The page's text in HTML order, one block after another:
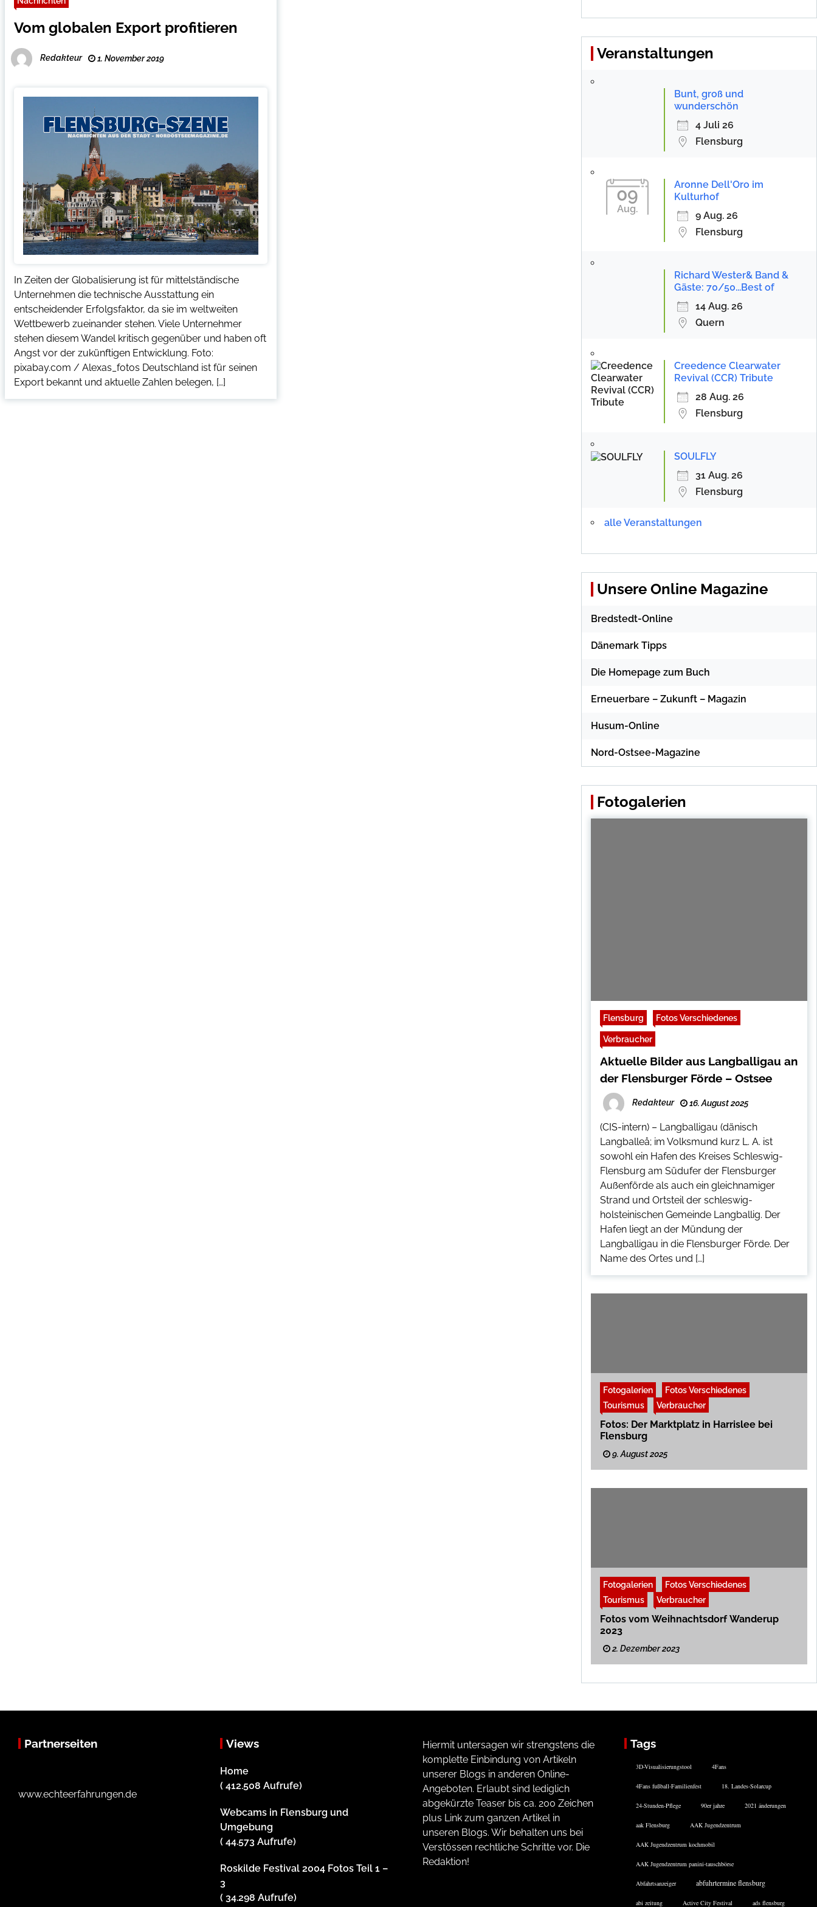
Vom globalen Export profitieren
Redakteur 1. November 2019
In Zeiten der Globalisierung ist für mittelständische
Unternehmen die technische Ausstattung ein
entscheidender Erfolgsfaktor, da sie im weltweiten
Wettbewerb zueinander stehen. Viele Unternehmer
stehen diesem Wandel kritisch gegenüber und haben oft
Angst vor der zukünftigen Entwicklung. Foto:
pixabay.com / Alexas_fotos Deutschland ist für seinen
Export bekannt und aktuelle Zahlen belegen, […]
Veranstaltungen
Bunt, groß und
wunderschön
4 Juli 26
Flensburg
09
Aug.
Aronne Dell'Oro im
Kulturhof
9 Aug. 26
Flensburg
Richard Wester& Band &
Gäste: 70/50...Best of
14 Aug. 26
Quern
Creedence Clearwater
Revival (CCR) Tribute
28 Aug. 26
Flensburg
SOULFLY
31 Aug. 26
Flensburg
alle Veranstaltungen
Unsere Online Magazine
Bredstedt-Online
Dänemark Tipps
Die Homepage zum Buch
Erneuerbare – Zukunft – Magazin
Husum-Online
Nord-Ostsee-Magazine
Fotogalerien
Flensburg Fotos Verschiedenes
Verbraucher
Aktuelle Bilder aus Langballigau an
der Flensburger Förde – Ostsee
Redakteur 16. August 2025
(CIS-intern) – Langballigau (dänisch
Langballeå; im Volksmund kurz L. A. ist
sowohl ein Hafen des Kreises Schleswig-
Flensburg am Südufer der Flensburger
Außenförde als auch ein gleichnamiger
Strand und Ortsteil der schleswig-
holsteinischen Gemeinde Langballig. Der
Hafen liegt an der Mündung der
Langballigau in die Flensburger Förde. Der
Name des Ortes und […]
Fotogalerien
Fotos Verschiedenes
Tourismus
Verbraucher
Fotos: Der Marktplatz in Harrislee bei
Flensburg
9. August 2025
Fotogalerien
Fotos Verschiedenes
Tourismus
Verbraucher
Fotos vom Weihnachtsdorf Wanderup
2023
2. Dezember 2023
Partnerseiten
www.echteerfahrungen.de
Views
Home
( 412.508 Aufrufe)
Webcams in Flensburg und
Umgebung
( 44.573 Aufrufe)
Roskilde Festival 2004 Fotos Teil 1 –
3
( 34.298 Aufrufe)
Hiermit untersagen wir strengstens die
komplette Einbindung von Artikeln
unserer Blogs in anderen Online-
Angeboten. Erlaubt sind lediglich
abgekürzte Teaser bis ca. 200 Zeichen
plus Link zum ganzen Artikel in
unseren Blogs. Wir behalten uns bei
Verstössen rechtliche Schritte vor. Die
Redaktion!
Tags
3D-Visualisierungstool 4Fans
4Fans fußball-Familienfest 18. Landes-Solarcup
24-Stunden-Pflege 90er jahre 2021 änderungen
aak Flensburg AAK Jugendzentrum
AAK Jugendzentrum kochmobil
AAK Jugendzentrum panini-tauschbörse
Abfahrtsanzeiger abfuhrtermine flensburg
abi zeitung Active City Festival ads flensburg